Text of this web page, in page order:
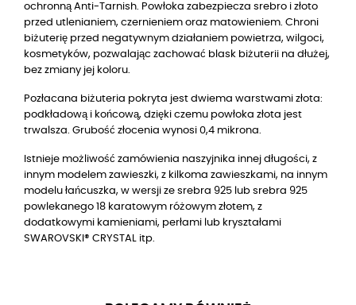
ochronną Anti-Tarnish. Powłoka zabezpiecza srebro i złoto
przed utlenianiem, czernieniem oraz matowieniem. Chroni
biżuterię przed negatywnym działaniem powietrza, wilgoci,
kosmetyków, pozwalając zachować blask biżuterii na dłużej,
bez zmiany jej koloru.
Pozłacana biżuteria pokryta jest dwiema warstwami złota:
podkładową i końcową, dzięki czemu powłoka złota jest
trwalsza. Grubość złocenia wynosi 0,4 mikrona.
Istnieje możliwość zamówienia naszyjnika innej długości, z
innym modelem zawieszki, z kilkoma zawieszkami, na innym
modelu łańcuszka, w wersji ze srebra 925 lub srebra 925
powlekanego 18 karatowym różowym złotem, z
dodatkowymi kamieniami, perłami lub kryształami
SWAROVSKI® CRYSTAL itp.